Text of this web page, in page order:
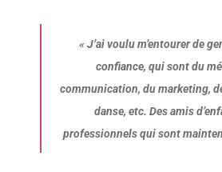
«J’ai voulu m’entourer de
confiance, qui sont du
communication, du marketing,
danse, etc. Des amis
professionnels qui sont